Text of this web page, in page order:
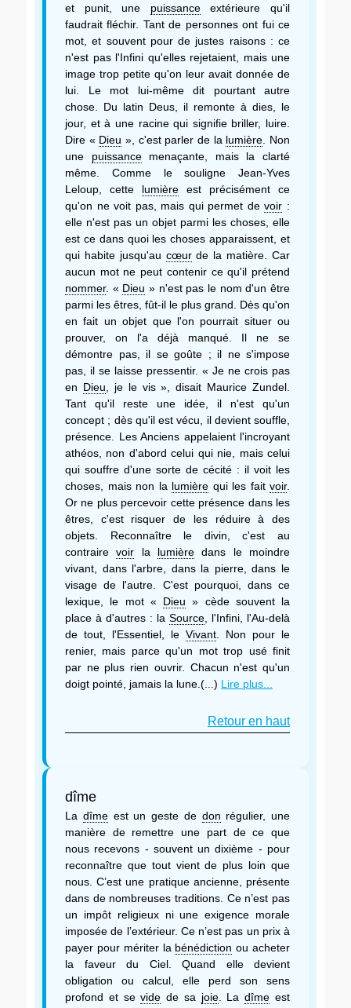
et punit, une puissanceextérieure qu'il
faudrait fléchir. Tant de personnes ont fui ce
mot, et souvent pour de justes raisons : ce
n'est pas l'Infini qu'elles rejetaient, mais une
image trop petite qu'on leur avait donnée de
lui. Le mot lui-même dit pourtant autre
chose. Du latin Deus, il remonte à dies, le
jour, et à une racine qui signifie briller, luire.
Dire « Dieu », c'est parler de la lumière . Non
une puissancemenaçante, mais la clarté
même. Comme le souligne Jean-Yves
Leloup, cette lumière est précisément ce
qu'on ne voit pas, mais qui permet devoir :
elle n'est pas un objet parmi les choses, elle
est ce dans quoi les choses apparaissent, et
qui habite jusqu'au cœurde la matière. Car
aucun mot ne peut contenir ce qu'il prétend
nommer. « Dieu » n'est pas le nom d'un être
parmi les êtres, fût-il le plus grand. Dès qu'on
en fait un objet que l'on pourrait situer ou
prouver, on l'a déjà manqué. Il ne se
démontre pas, il se goûte ; il ne s'impose
pas, il se laisse pressentir. « Je ne crois pas
en Dieu , je le vis », disait Maurice Zundel.
Tant qu'il reste une idée, il n'est qu'un
concept ; dès qu'il est vécu, il devient souffle,
présence. Les Anciens appelaient l'incroyant
athéos, non d'abord celui qui nie, mais celui
qui souffre d'une sorte de cécité : il voit les
choses, mais non la lumière qui les fait voir.
Or ne plus percevoir cette présence dans les
êtres, c'est risquer de les réduire à des
objets. Reconnaître le divin, c'est au
contrairevoir la lumière dans le moindre
vivant, dans l'arbre, dans la pierre, dans le
visage de l'autre. C'est pourquoi, dans ce
lexique, le mot « Dieu » cède souvent la
place à d'autres : la Source , l'Infini, l'Au-delà
de tout, l'Essentiel, le Vivant . Non pour le
renier, mais parce qu'un mot trop usé finit
par ne plus rien ouvrir. Chacun n'est qu'un
doigt pointé, jamais la lune.(...) Lire plus...
Retour en haut
dîme
La dîmeest un geste de don régulier, une
manière de remettre une part de ce que
nous recevons - souvent un dixième - pour
reconnaître que tout vient de plus loin que
nous. C’est une pratique ancienne, présente
dans de nombreuses traditions. Ce n’est pas
un impôt religieux ni une exigence morale
imposée de l’extérieur. Ce n’est pas un prix à
payer pour mériter la bénédiction ou acheter
la faveur du Ciel. Quand elle devient
obligation ou calcul, elle perd son sens
profond et sevide de sa joie. Ladîme est